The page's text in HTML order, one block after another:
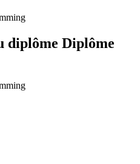
diplôme Diplôme